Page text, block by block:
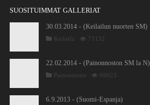
SUOSITUIMMAT GALLERIAT
30.03.2014 - (Keilailun nuorten SM)
Keilailu
71152
22.02.2014 - (Painonnoston SM la N)
Painonnosto
69023
6.9.2013 - (Suomi-Espanja)